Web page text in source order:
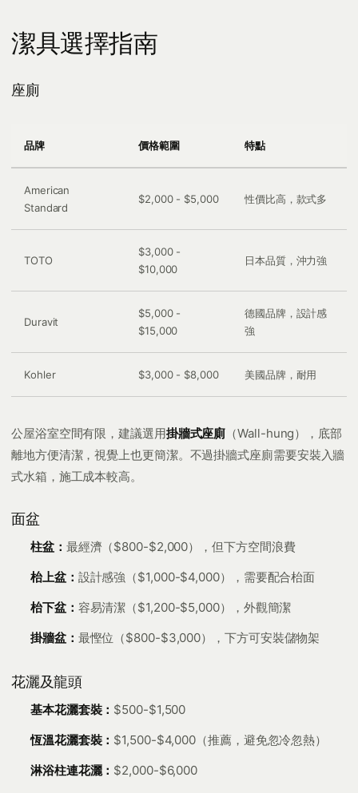
潔具選擇指南
座廁
品牌 價格範圍 特點
American
Standard
$2,000 - $5,000 性價比高，款式多
TOTO
$3,000 -
$10,000
日本品質，沖力強
Duravit
$5,000 -
$15,000
德國品牌，設計感
強
Kohler $3,000 - $8,000 美國品牌，耐用
公屋浴室空間有限，建議選用掛牆式座廁 （Wall-hung），底部
離地方便清潔，視覺上也更簡潔。不過掛牆式座廁需要安裝入牆
式水箱，施工成本較高。
面盆
柱盆： 最經濟（$800-$2,000），但下方空間浪費
枱上盆： 設計感強（$1,000-$4,000），需要配合枱面
枱下盆： 容易清潔（$1,200-$5,000），外觀簡潔
掛牆盆： 最慳位（$800-$3,000），下方可安裝儲物架
花灑及龍頭
基本花灑套裝： $500-$1,500
恆溫花灑套裝： $1,500-$4,000（推薦，避免忽冷忽熱）
淋浴柱連花灑： $2,000-$6,000